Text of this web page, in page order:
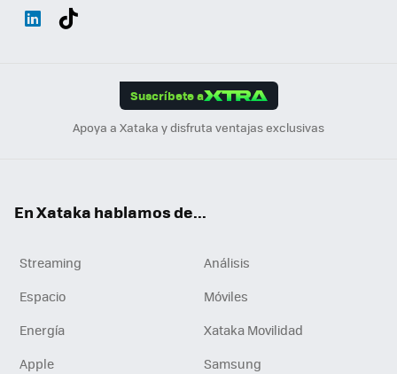
Suscríbete a
Apoya a Xataka y disfruta ventajas exclusivas
En Xataka hablamos de...
Streaming
Análisis
Espacio
Móviles
Energía
Xataka Movilidad
Apple
Samsung